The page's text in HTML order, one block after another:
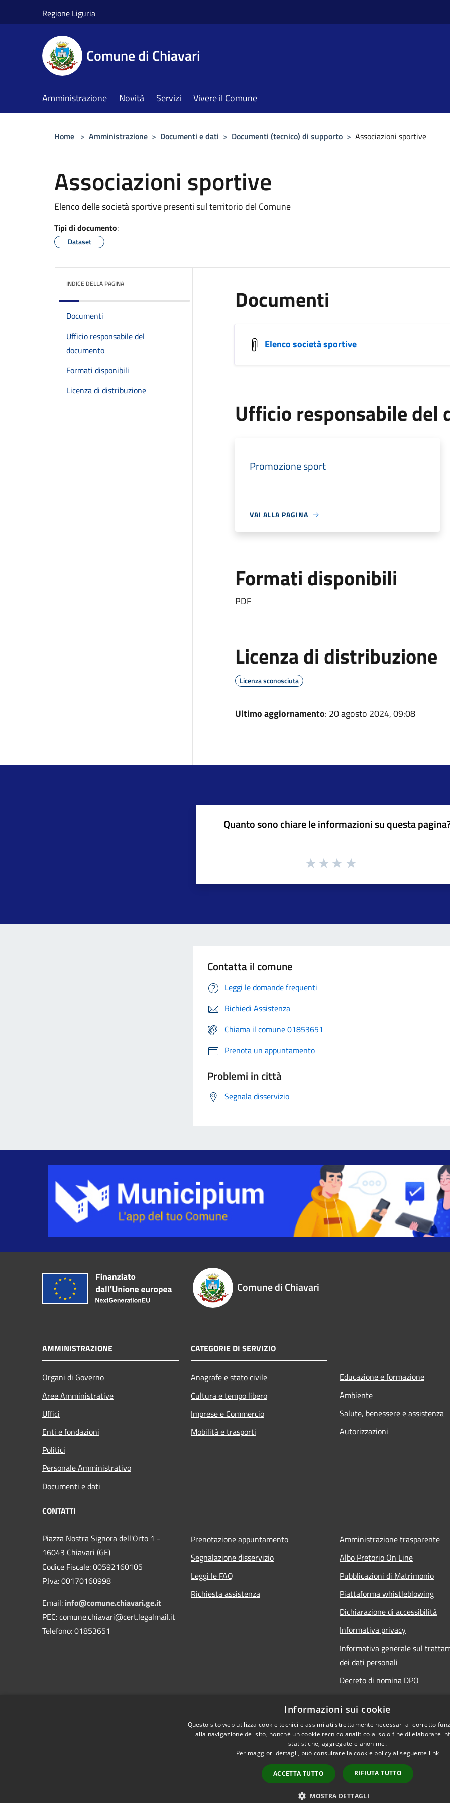
Regione Liguria
Comune di Chiavari
Amministrazione Novità Servizi Vivere il Comune
Home > Amministrazione > Documenti e dati > Documenti (tecnico) di supporto > Associazioni sportive
Associazioni sportive
Elenco delle società sportive presenti sul territorio del Comune
Tipi di documento:
Dataset
INDICE DELLA PAGINA
Documenti
Ufficio responsabile del
documento
Formati disponibili
Licenza di distribuzione
Documenti
Elenco società sportive
Ufficio responsabile del
Promozione sport
VAI ALLA PAGINA
Formati disponibili
PDF
Licenza di distribuzione
Licenza sconosciuta
Ultimo aggiornamento: 20 agosto 2024, 09:08
Quanto sono chiare le informazioni su questa
Contatta il comune
Leggi le domande frequenti
Richiedi Assistenza
Chiama il comune 01853651
Prenota un appuntamento
Problemi in città
Segnala disservizio
Comune di Chiavari
AMMINISTRAZIONE
Organi di Governo
Aree Amministrative
Uffici
Enti e fondazioni
Politici
Personale Amministrativo
Documenti e dati
CATEGORIE DI SERVIZIO
Anagrafe e stato civile
Cultura e tempo libero
Imprese e Commercio
Mobilità e trasporti
Educazione e formazione
Ambiente
Salute, benessere e assistenza
Autorizzazioni
CONTATTI
Piazza Nostra Signora dell'Orto 1 -
16043 Chiavari (GE)
Codice Fiscale: 00592160105
P.Iva: 00170160998
Email: info@comune.chiavari.ge.it
PEC: comune.chiavari@cert.legalmail.it
Telefono: 01853651
Prenotazione appuntamento
Segnalazione disservizio
Leggi le FAQ
Richiesta assistenza
Amministrazione trasparente
Albo Pretorio On Line
Pubblicazioni di Matrimonio
Piattaforma whistleblowing
Dichiarazione di accessibilità
Informativa privacy
Informativa generale sul
dei dati personali
Decreto di nomina DPO
Note legali
Informazioni sui cookie
Questo sito web utilizza cookie tecnici e assimilati strettamente necessari al corretto
alla navigazione del sito, nonché un cookie tecnico analitico al solo fine di elaborare
statistiche, aggregate e anonime.
Per maggiori dettagli, può consultare la cookie policy al seguente link
ACCETTA TUTTO RIFIUTA TUTTO
MOSTRA DETTAGLI